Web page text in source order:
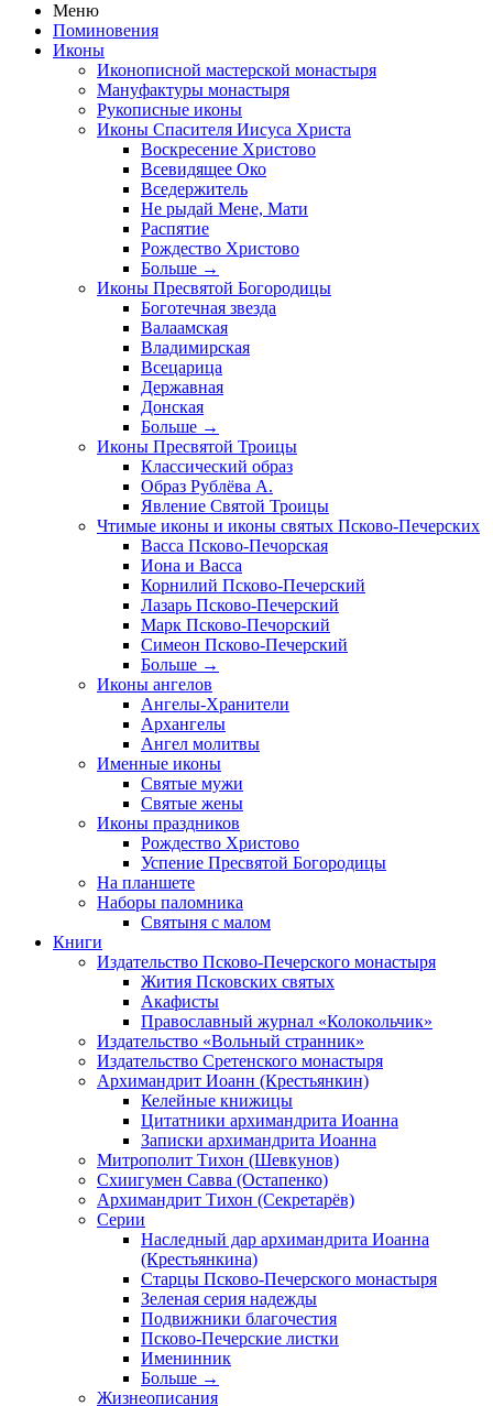
Меню
Поминовения
Иконы
Иконописной мастерской монастыря
Мануфактуры монастыря
Рукописные иконы
Иконы Спасителя Иисуса Христа
Воскресение Христово
Всевидящее Око
Вседержитель
Не рыдай Мене, Мати
Распятие
Рождество Христово
Больше →
Иконы Пресвятой Богородицы
Боготечная звезда
Валаамская
Владимирская
Всецарица
Державная
Донская
Больше →
Иконы Пресвятой Троицы
Классический образ
Образ Рублёва А.
Явление Святой Троицы
Чтимые иконы и иконы святых Псково-Печерских
Васса Псково-Печорская
Иона и Васса
Корнилий Псково-Печерский
Лазарь Псково-Печерский
Марк Псково-Печорский
Симеон Псково-Печерский
Больше →
Иконы ангелов
Ангелы-Хранители
Архангелы
Ангел молитвы
Именные иконы
Святые мужи
Святые жены
Иконы праздников
Рождество Христово
Успение Пресвятой Богородицы
На планшете
Наборы паломника
Святыня с малом
Книги
Издательство Псково-Печерского монастыря
Жития Псковских святых
Акафисты
Православный журнал «Колокольчик»
Издательство «Вольный странник»
Издательство Сретенского монастыря
Архимандрит Иоанн (Крестьянкин)
Келейные книжицы
Цитатники архимандрита Иоанна
Записки архимандрита Иоанна
Митрополит Тихон (Шевкунов)
Схиигумен Савва (Остапенко)
Архимандрит Тихон (Секретарёв)
Серии
Наследный дар архимандрита Иоанна
(Крестьянкина)
Старцы Псково-Печерского монастыря
Зеленая серия надежды
Подвижники благочестия
Псково-Печерские листки
Именинник
Больше →
Жизнеописания